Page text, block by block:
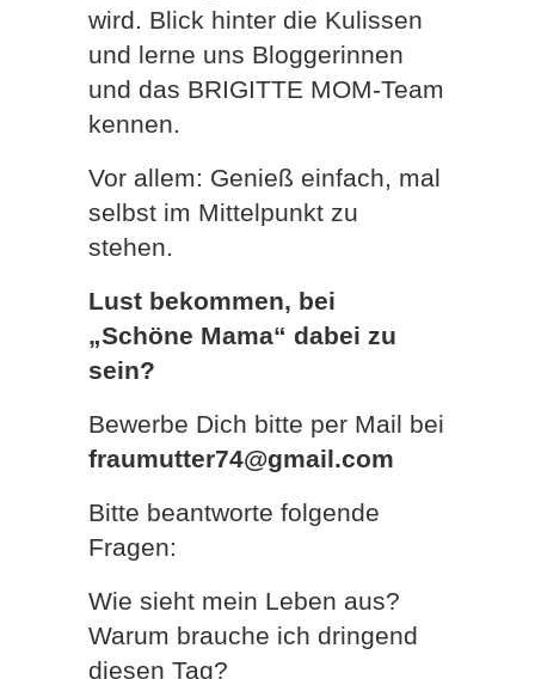
wird. Blick hinter die Kulissen
und lerne uns Bloggerinnen
und das BRIGITTE MOM-Team
kennen.
Vor allem: Genieß einfach, mal
selbst im Mittelpunkt zu
stehen.
Lust bekommen, bei
„Schöne Mama“ dabei zu
sein?
Bewerbe Dich bitte per Mail bei
fraumutter74@gmail.com
Bitte beantworte folgende
Fragen:
Wie sieht mein Leben aus?
Warum brauche ich dringend
diesen Tag?